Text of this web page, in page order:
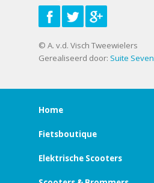
© A. v.d. Visch Tweewielers
Gerealiseerd door: Suite Seven
Home
Fietsboutique
Elektrische Scooters